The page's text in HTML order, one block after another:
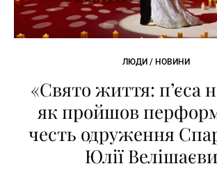
ЛЮДИ / НОВИНИ
«Свято життя: п’єса
як пройшов
честь одруження
Юлії